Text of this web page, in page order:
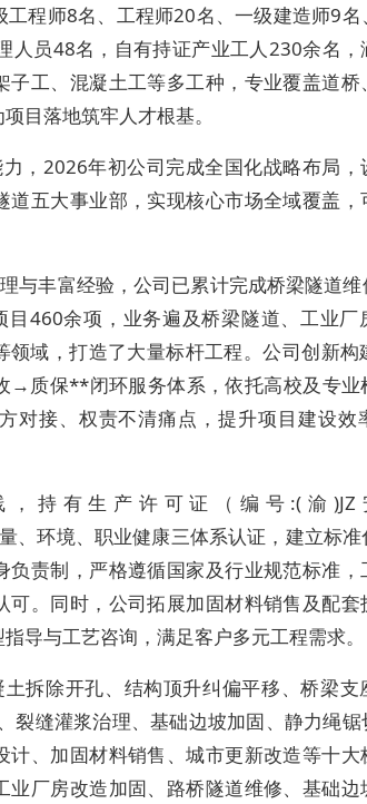
工程师8名、工程师20名、一级建造师9
人员48名，自有持证产业工人230余名，
子工、混凝土工等多工种，专业覆盖道桥
目落地筑牢人才根基。
，2026年初公司完成全国化战略布局，
道五大事业部，实现核心市场全域覆盖，
与丰富经验，公司已累计完成桥梁隧道
460余项，业务遍及桥梁隧道、工业厂
领域，打造了大量标杆工程。公司创新
质保**闭环服务体系，依托高校及专业
对接、权责不清痛点，提升项目建设效
持有生产许可证（编号:(渝)JZ
、环境、职业健康三体系认证，建立标
负责制，严格遵循国家及行业规范标准，
可。同时，公司拓展加固材料销售及配套
导与工艺咨询，满足客户多元工程需求。
拆除开孔、结构顶升纠偏平移、桥梁支
裂缝灌浆治理、基础边坡加固、静力绳
计、加固材料销售、城市更新改造等十大
业厂房改造加固、路桥隧道维修、基础边